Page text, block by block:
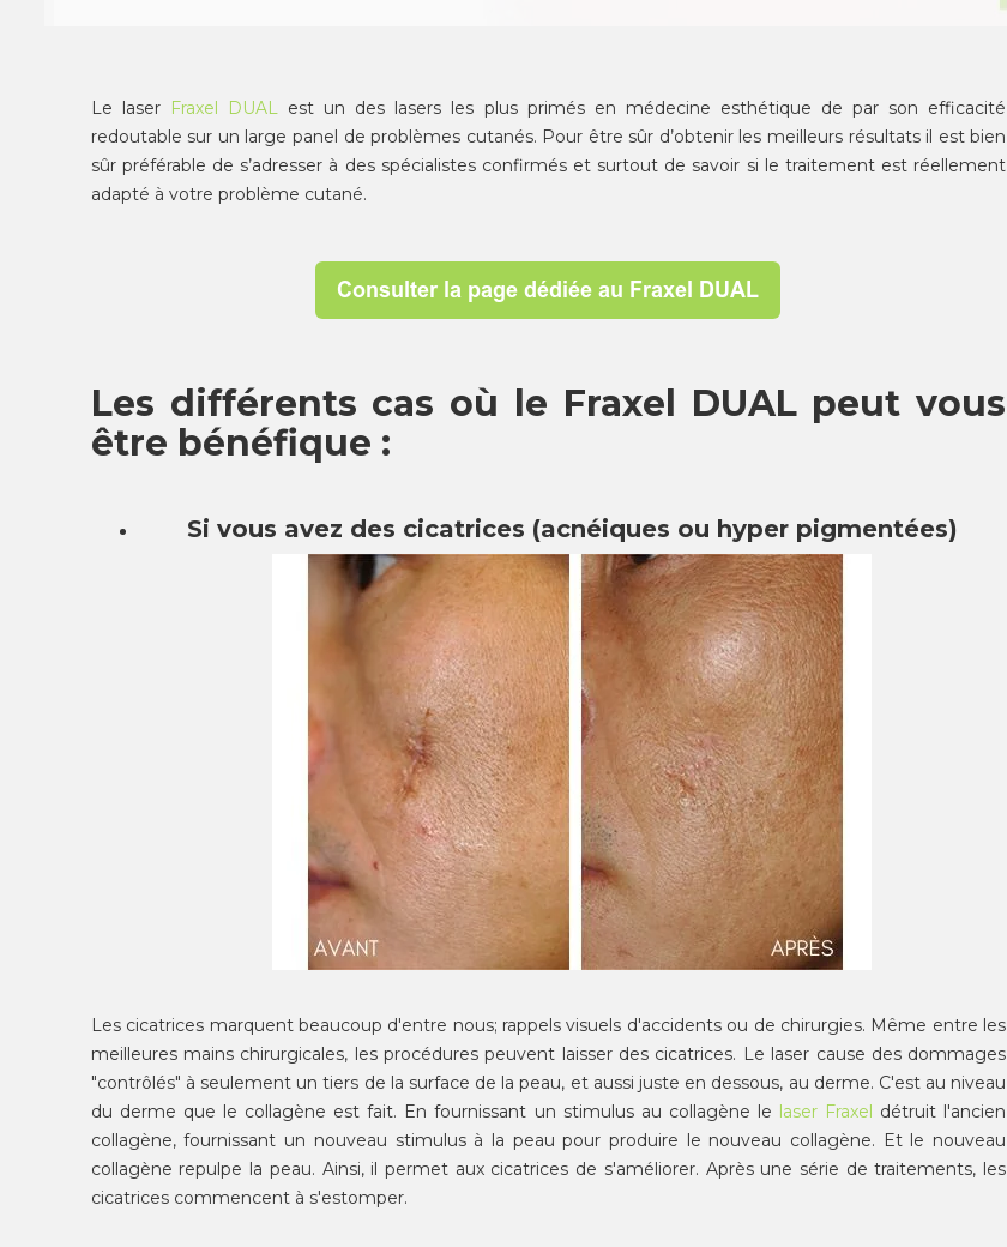
Le laser Fraxel DUAL est un des lasers les plus primés en médecine esthétique de par son efficacité
redoutable sur un large panel de problèmes cutanés. Pour être sûr d’obtenir les meilleurs résultats il est bien
sûr préférable de s’adresser à des spécialistes confirmés et surtout de savoir si le traitement est réellement
adapté à votre problème cutané.
Les différents cas où le Fraxel DUAL peut vous
être bénéfique :
Si vous avez des cicatrices (acnéiques ou hyper pigmentées)
Les cicatrices marquent beaucoup d'entre nous; rappels visuels d'accidents ou de chirurgies. Même entre les
meilleures mains chirurgicales, les procédures peuvent laisser des cicatrices. Le laser cause des dommages
"contrôlés" à seulement un tiers de la surface de la peau, et aussi juste en dessous, au derme. C'est au niveau
du derme que le collagène est fait. En fournissant un stimulus au collagène le laser Fraxel détruit l'ancien
collagène, fournissant un nouveau stimulus à la peau pour produire le nouveau collagène. Et le nouveau
collagène repulpe la peau. Ainsi, il permet aux cicatrices de s'améliorer. Après une série de traitements, les
cicatrices commencent à s'estomper.